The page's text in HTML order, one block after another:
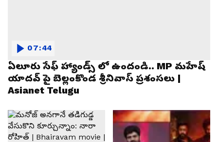
ఏలూరు సేఫ్ హ్యాండ్స్ లో ఉందండి.. MP మహేష్
యాదవ్ పై బెల్లంకొండ శ్రీనివాస్ ప్రశంసలు |
Asianet Telugu
07:44